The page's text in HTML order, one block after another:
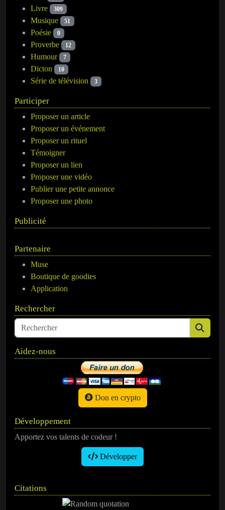
Livre 309
Musique 51
Poésie 0
Proverbe 12
Humour 7
Dicton 10
Série de télévision 3
Participer
Proposer un article
Proposer un événement
Proposer un rituel
Témoigner
Proposer un lien
Proposer une vidéo
Publier une petite annonce
Proposer une photo
Publicité
Partenaire
Muse
Boutique de goodies
Application
Rechercher
Aidez-nous
Don en crypto
Développement
Apportez vos talents de codeur !
Développer
Citations